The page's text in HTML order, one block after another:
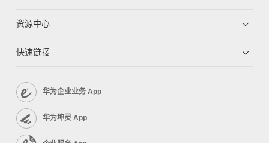
资源中心
快速链接
华为企业业务 App
华为坤灵 App